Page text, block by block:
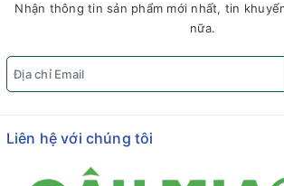
Nhận thông tin sản phẩm mới nhất, tin
nữa.
Liên hệ với chúng tôi